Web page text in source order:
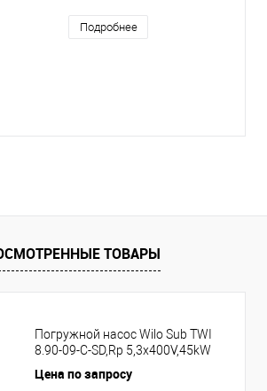
Подробнее
ТОВАРЫ
Погружной насос Wilo Sub TWI
8.90-09-C-SD,Rp 5,3x400V,45kW
Цена по запросу